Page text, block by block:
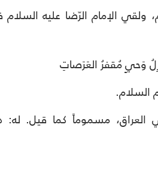
ولقي الإمام الرّضا عليه
وَحيٍ مُقفرُ العَرَصاتِ
السلام.
مسموماً كما قيل. له: